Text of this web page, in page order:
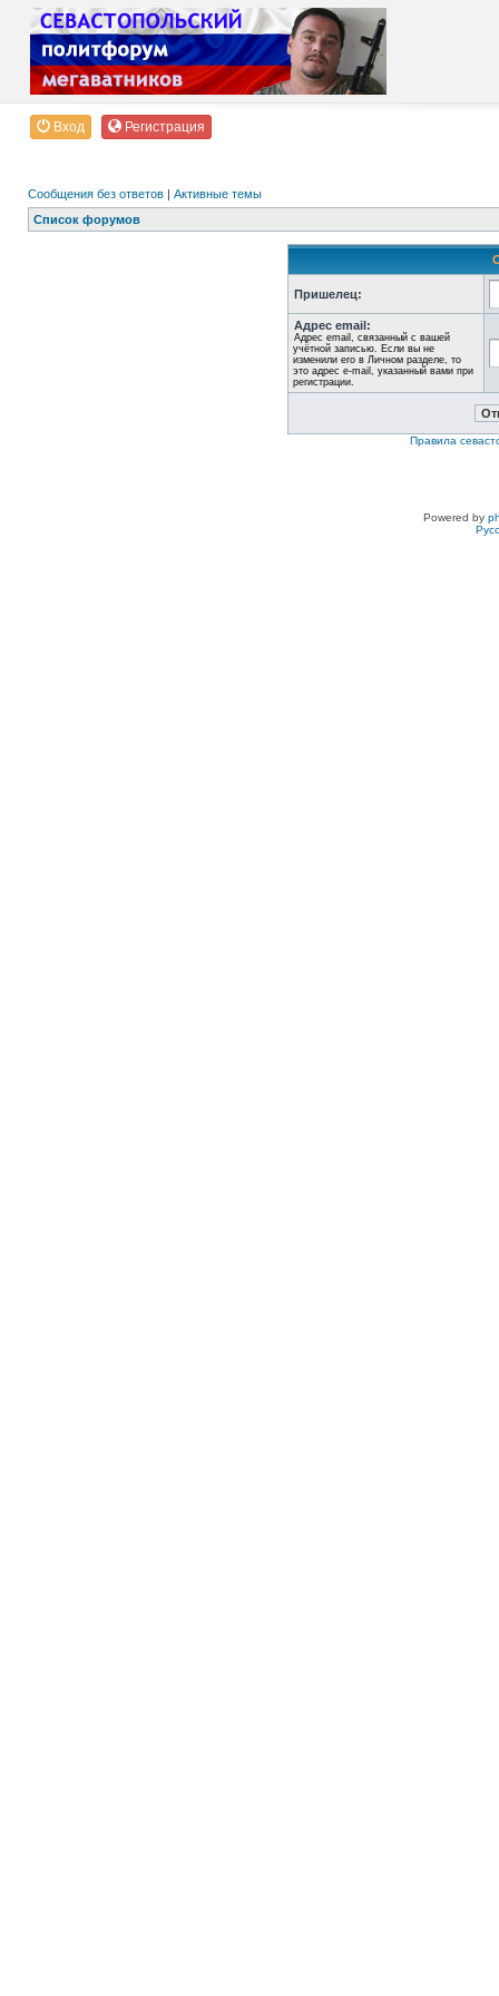
Вход Регистрация
Сообщения без ответов | Активные темы
Список форумов
Пришелец:
Адрес email:
Адрес email, связанный с вашей
учётной записью. Если вы не
изменили его в Личном разделе, то
это адрес e-mail, указанный вами при
регистрации.
Правила
Powered by